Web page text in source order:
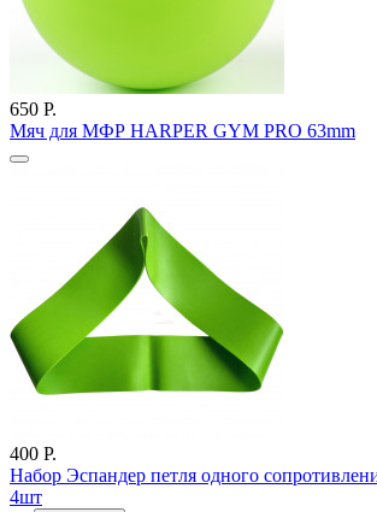
650 Р.
Мяч для МФР HARPER GYM PRO 63mm
400 Р.
Набор Эспандер петля одного
4шт